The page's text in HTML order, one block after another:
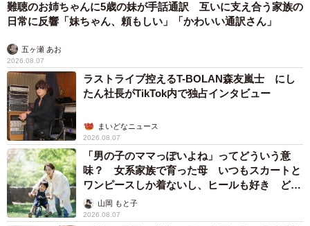
難聴のお姉ちゃんに5歳の妹が手話通訳 互いに支え合う家族の
日常に反響「妹ちゃん、頼もしい」「かわいい通訳さん」
五ヶ瀬 あお
2026.08.07
ラストライブ控えるT-BOLAN森友嵐士 にし
たん社長がTikTok内で独占インタビュー
まいどなニュース
2026.08.07
「男の子のママっぽいよね」ってどういう意
味？ 女系家族で育った母 いつもスカートと
ワンピースしか着ないし、ヒールも好き どの
へんが…
山岡 もと子
2026.08.07